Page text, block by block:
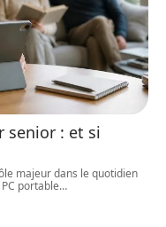
senior : et si
majeur dans le quotidien
portable…